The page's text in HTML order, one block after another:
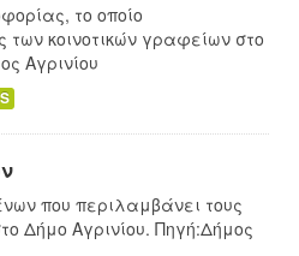
το οποίο
των κοινοτικών γραφείων στο
Αγρινίου
που περιλαμβάνει τους
Δήμο Αγρινίου. Πηγή:Δήμος